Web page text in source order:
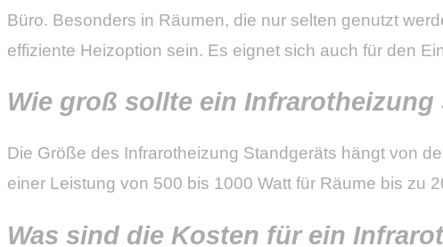
Büro. Besonders in Räumen, die nur selten genutzt
effiziente Heizoption sein. Es eignet sich auch für den
Wie groß sollte ein Infrarotheizung
Die Größe des Infrarotheizung Standgeräts hängt von
einer Leistung von 500 bis 1000 Watt für Räume bis zu
Was sind die Kosten für ein